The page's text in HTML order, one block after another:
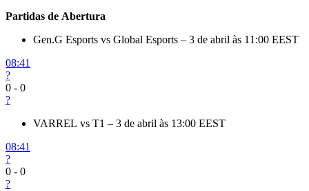
Partidas de Abertura
Gen.G Esports vs Global Esports – 3 de abril às 11:00 EEST
08:41
?
0 - 0
?
VARREL vs T1 – 3 de abril às 13:00 EEST
08:41
?
0 - 0
?